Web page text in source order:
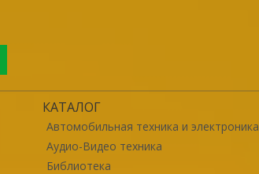
КАТАЛОГ
Автомобильная техника и электроника
Аудио-Видео техника
Библиотека